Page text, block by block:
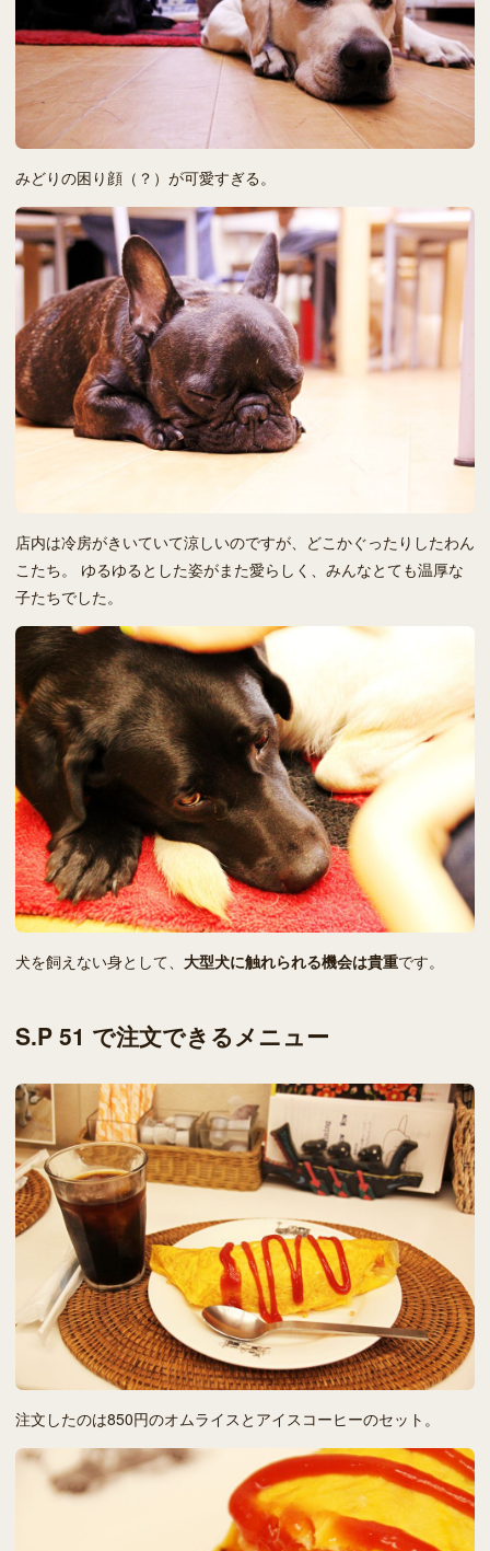
みどりの困り顔（？）が可愛すぎる。
店内は冷房がきいていて涼しいのですが、どこかぐったりしたわん
こたち。 ゆるゆるとした姿がまた愛らしく、みんなとても温厚な
子たちでした。
犬を飼えない身として、 大型犬に触れられる機会は貴重です。
S.P 51 で注文できるメニュー
注文したのは850円のオムライスとアイスコーヒーのセット。